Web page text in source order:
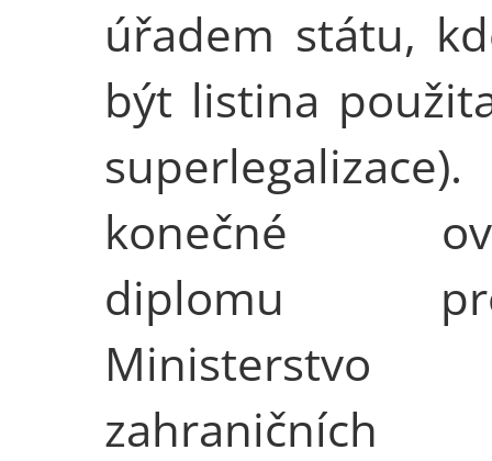
úřadem státu,
být listina
konečné
diplomu
Ministerstvo
zahraničních